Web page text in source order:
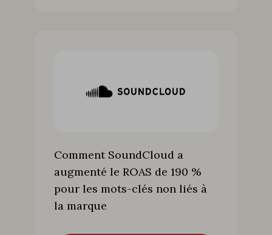
Comment SoundCloud a
augmenté le ROAS de 190 %
pour les mots-clés non liés à
la marque